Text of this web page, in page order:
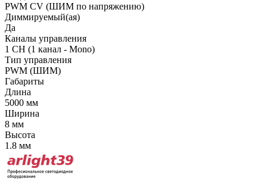
PWM СV (ШИМ по напряжению)
Диммируемый(ая)
Да
Каналы управления
1 CH (1 канал - Mono)
Тип управления
PWM (ШИМ)
Габариты
Длина
5000 мм
Ширина
8 мм
Высота
1.8 мм